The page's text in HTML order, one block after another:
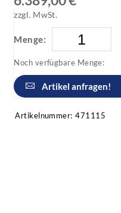
zzgl. MwSt.
Menge:
Noch verfügbare Menge:
Artikel anfragen!
Artikelnummer: 471115